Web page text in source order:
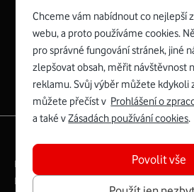
Zyxel VMG8623-T50B:
Rozměry modemu jsou 16 x 22 x 7,5
a nabízí 4 gigabitové LAN porty a
Fi ve verzích 802.11 b/g/n/ac pro
Mb/s.
Více o Zyxel VMG8623-T50B
Spojte se s
Právní­ podmí­nky
Ochrana soukromí­
Digitální odpovědnost
Chceme vám nabídnout co nejlepší
webu, a proto používáme cookies.
pro správné fungování stránek, jiné
zlepšovat obsah, měřit návštěvnost
reklamu. Svůj výběr můžete kdykoli
můžete přečíst v Prohlášení o
a také vZásadách používání cookies.
Povolit vše